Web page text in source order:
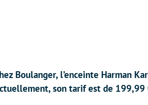
Boulanger, l’enceinte Harman
son tarif est de